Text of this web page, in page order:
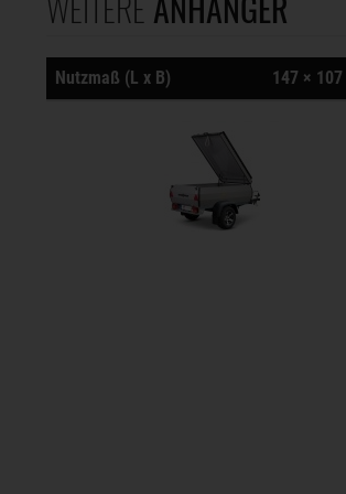
Nutzmaß (L x B) 147 × 107